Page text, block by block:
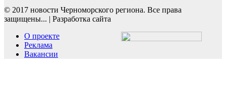
© 2017 новости Черноморского региона. Все права
защищены... | Разработка сайта
О проекте
Реклама
Вакансии